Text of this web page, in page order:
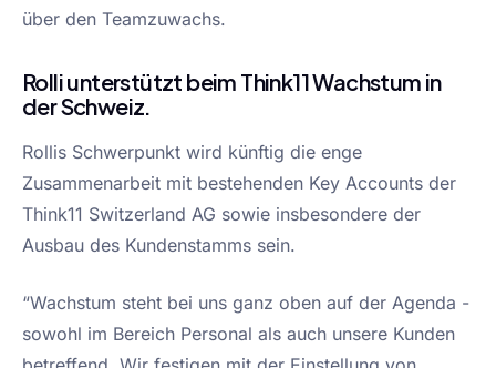
über den Teamzuwachs.
Rolli unterstützt beim Think11 Wachstum in
der Schweiz.
Rollis Schwerpunkt wird künftig die enge
Zusammenarbeit mit bestehenden Key Accounts der
Think11 Switzerland AG sowie insbesondere der
Ausbau des Kundenstamms sein.
“Wachstum steht bei uns ganz oben auf der Agenda -
sowohl im Bereich Personal als auch unsere Kunden